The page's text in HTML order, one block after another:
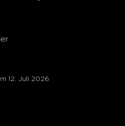
12. Juli 2026